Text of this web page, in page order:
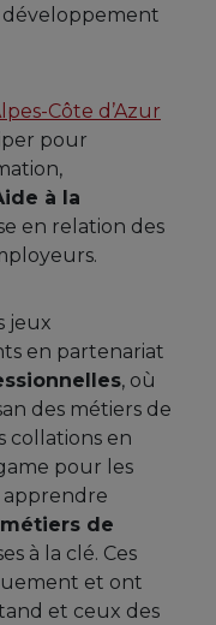
Côte d’Azur
pour
à la
en relation des
jeux
en partenariat
, où
des métiers de
collations en
pour les
métiers de
à la clé. Ces
et ont
et ceux des